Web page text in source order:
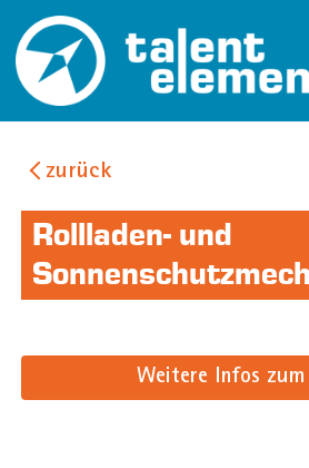
zurück
Rollladen- und
Weitere Infos